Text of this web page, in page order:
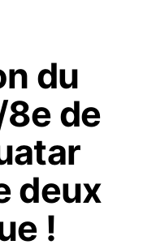
du
8e de
deux
!